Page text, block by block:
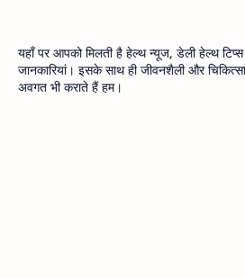
यहाँ पर आपको मिलती है हेल्थ न्यूज, डेली हेल्थ
जानकारियां। इसके साथ ही जीवनशैली और
अवगत भी कराते हैं हम।